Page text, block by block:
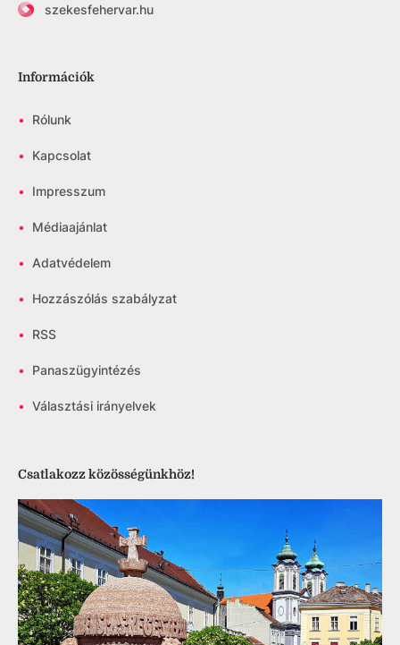
szekesfehervar.hu
Információk
• Rólunk
• Kapcsolat
• Impresszum
• Médiaajánlat
• Adatvédelem
• Hozzászólás szabályzat
• RSS
• Panaszügyintézés
• Választási irányelvek
Csatlakozz közösségünkhöz!